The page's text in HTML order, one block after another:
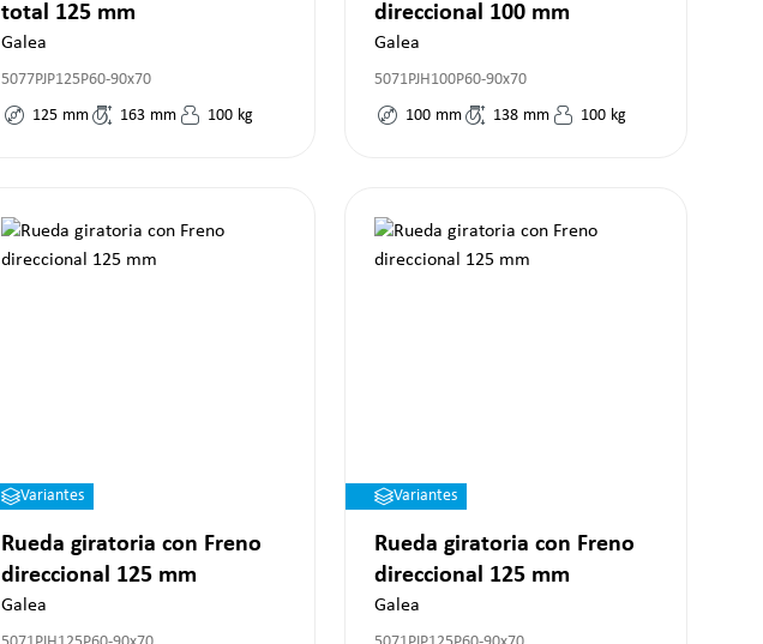
total 125 mm
Galea
5077PJP125P60-90x70
125 mm 163 mm 100 kg
direccional 100 mm
Galea
5071PJH100P60-90x70
100 mm 138 mm 100 kg
Variantes
Rueda giratoria con Freno
direccional 125 mm
Galea
Variantes
Rueda giratoria con Freno
direccional 125 mm
Galea